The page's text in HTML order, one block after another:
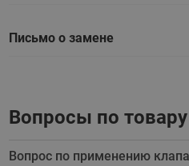
Письмо о замене
Вопросы по товару
Вопрос по применению